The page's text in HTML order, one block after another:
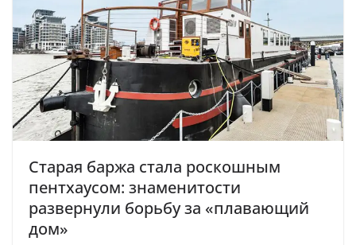
Старая баржа стала роскошным
пентхаусом: знаменитости
развернули борьбу за «плавающий
дом»